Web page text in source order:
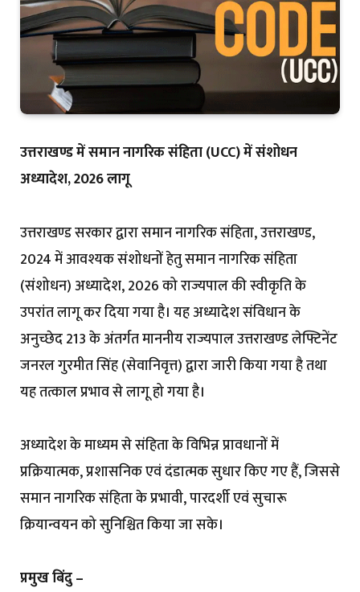
उत्तराखण्ड में समान नागरिक संहिता (UCC) में संशोधन
अध्यादेश, 2026 लागू
उत्तराखण्ड सरकार द्वारा समान नागरिक संहिता, उत्तराखण्ड,
2024 में आवश्यक संशोधनों हेतु समान नागरिक संहिता
(संशोधन) अध्यादेश, 2026 को राज्यपाल की स्वीकृति के
उपरांत लागू कर दिया गया है। यह अध्यादेश संविधान के
अनुच्छेद 213 के अंतर्गत माननीय राज्यपाल उत्तराखण्ड लेफ्टिनेंट
जनरल गुरमीत सिंह (सेवानिवृत्त) द्वारा जारी किया गया है तथा
यह तत्काल प्रभाव से लागू हो गया है।
अध्यादेश के माध्यम से संहिता के विभिन्न प्रावधानों में
प्रक्रियात्मक, प्रशासनिक एवं दंडात्मक सुधार किए गए हैं, जिससे
समान नागरिक संहिता के प्रभावी, पारदर्शी एवं सुचारू
क्रियान्वयन को सुनिश्चित किया जा सके।
प्रमुख बिंदु –